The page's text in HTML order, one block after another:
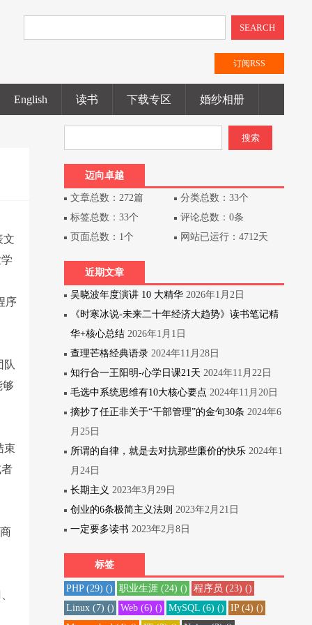
SEARCH
订阅RSS
English 读书 下载专区 婚纱相册
文
序
队
够
束
迈向卓越
文章总数：272篇
分类总数：33个
标签总数：33个
评论总数：0条
页面总数：1个
网站已运行：4712天
近期文章
吴晓波年度演讲 10 大精华 2026年1月2日
《时寒冰说-未来二十年经济大趋势》读书笔记精
华+核心总结 2026年1月1日
查理芒格经典语录 2024年11月28日
知行合一王阳明-心学日课21天 2024年11月22日
毛选中系统思维有10大核心要点 2024年11月20日
摘抄了任正非关于“干部管理”的金句30条 2024年6
月25日
所谓的自律，就是去对抗那些廉价的快乐 2024年1
月24日
长期主义 2023年3月29日
创业的6条极简主义法则 2023年2月21日
一定要多读书 2023年2月8日
标签
PHP(29) () 职业生涯(24) () 程序员 (23) ()
Linux(7) () Web(6) () MySQL(6) () IP(4) ()